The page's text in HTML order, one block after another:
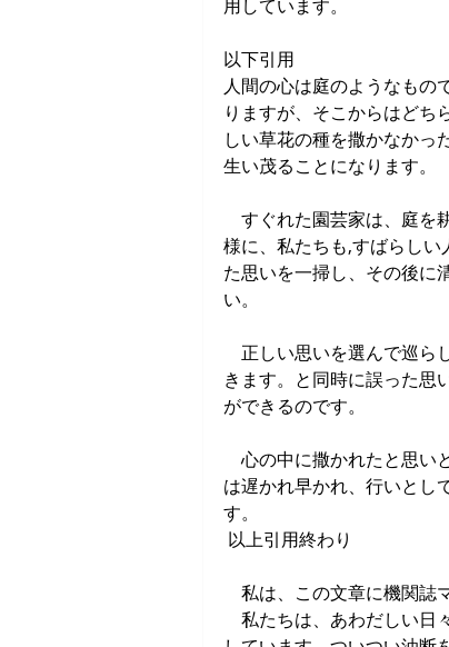
用しています。
以下引用
人間の心は庭のようなもの
りますが、そこからはどち
しい草花の種を撒かなかっ
生い茂ることになります。
すぐれた園芸家は、庭を
様に、私たちも,すばらし
た思いを一掃し、その後に
い。
正しい思いを選んで巡ら
きます。と同時に誤った思
ができるのです。
心の中に撒かれたと思い
は遅かれ早かれ、行いとし
す。
以上引用終わり
私は、この文章に機関誌
私たちは、あわだしい日